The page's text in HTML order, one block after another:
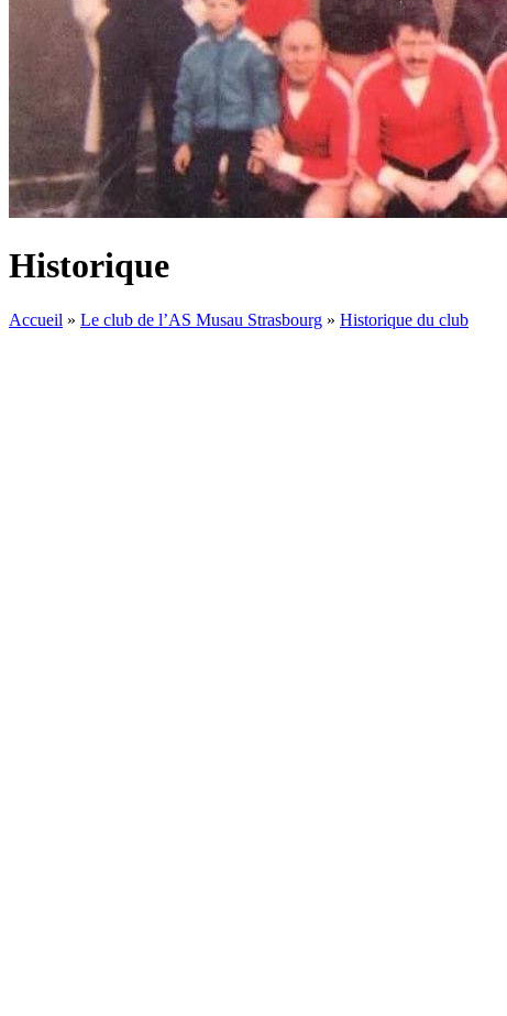
Historique
Accueil » Le club de l’AS Musau Strasbourg » Historique du club